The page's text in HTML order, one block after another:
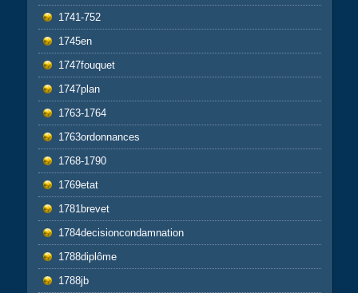
1741-752
1745en
1747fouquet
1747plan
1763-1764
1763ordonnances
1768-1790
1769etat
1781brevet
1784decisioncondamnation
1788diplôme
1788jb